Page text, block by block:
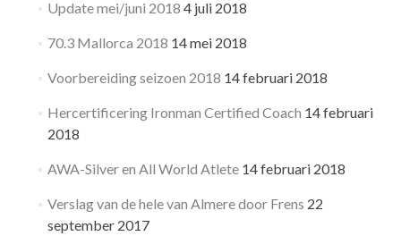
Update mei/juni 2018 4 juli 2018
70.3 Mallorca 2018 14 mei 2018
Voorbereiding seizoen 2018 14 februari 2018
Hercertificering Ironman Certified Coach 14 februari
2018
AWA-Silver en All World Atlete 14 februari 2018
Verslag van de hele van Almere door Frens 22
september 2017